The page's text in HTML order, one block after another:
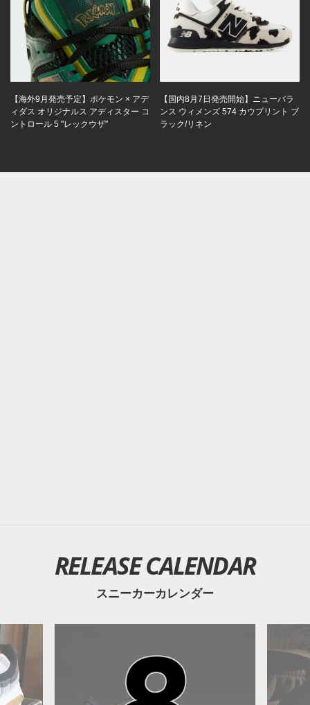
【海外9月発売予定】ポケモン × アデ
ィダス オリジナルス アディスター コ
ントロール 5 "レックウザ"
【国内8月7日発売開始】ニューバラ
ンス ウィメンズ 574 カウプリント ブ
ラック/リネン
RELEASE CALENDAR
スニーカーカレンダー